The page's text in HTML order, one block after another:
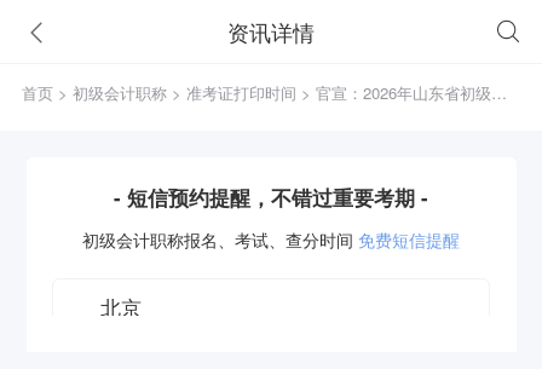
资讯详情
首页 > 初级会计职称 > 准考证打印时间
- 短信预约提醒，不错过重要考期 -
初级会计职称报名、考试、查分时间 免费短信提醒